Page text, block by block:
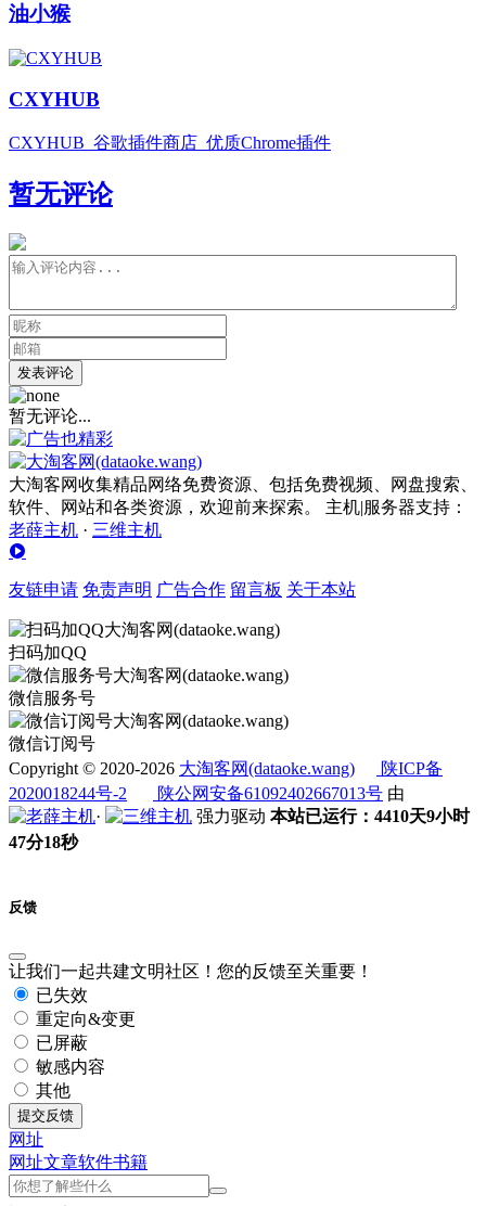
油小猴
CXYHUB
CXYHUB_谷歌插件商店_优质Chrome插件
暂无评论
发表评论
暂无评论...
大淘客网收集精品网络免费资源、包括免费视频、网盘搜索、
软件、网站和各类资源，欢迎前来探索。 主机|服务器支持：
老薛主机 · 三维主机
友链申请 免责声明 广告合作 留言板 关于本站
扫码加QQ
微信服务号
微信订阅号
Copyright © 2020-2026 大淘客网(dataoke.wang)
陕ICP备
2020018244号-2
陕公网安备61092402667013号 由
·
强力驱动 本站已运行：4410天9小时
47分19秒
反馈
让我们一起共建文明社区！您的反馈至关重要！
已失效
重定向&变更
已屏蔽
敏感内容
其他
提交反馈
网址
网址文章软件书籍